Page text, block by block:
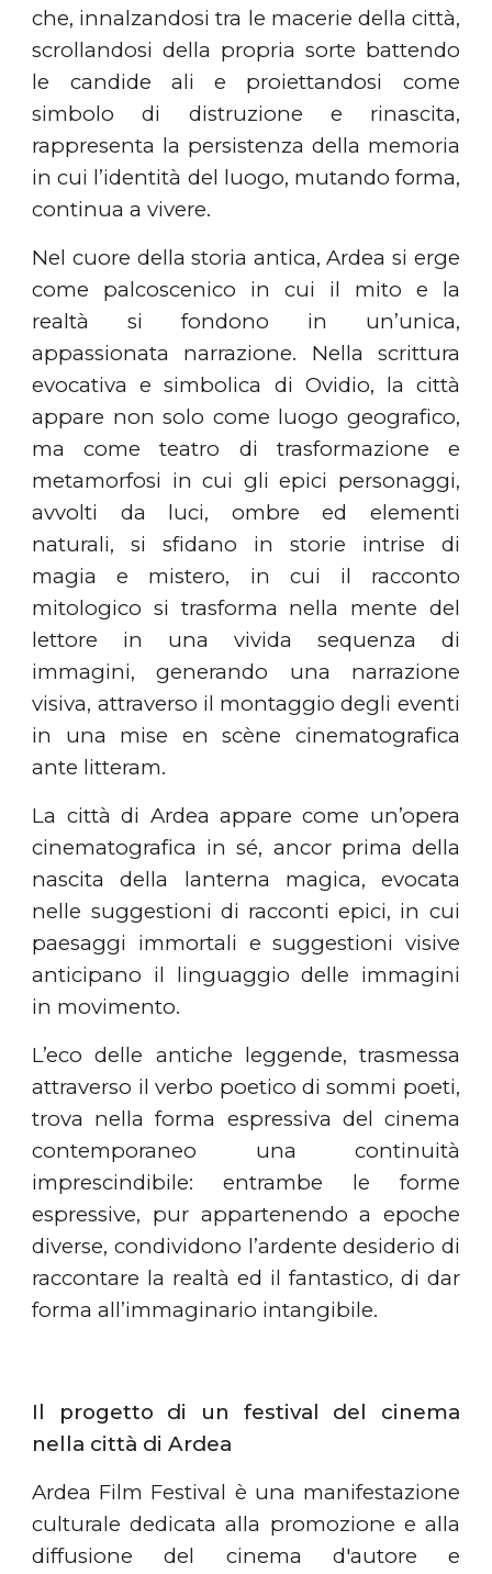
che, innalzandosi tra le macerie della città,
scrollandosi della propria sorte battendo
le candide ali e proiettandosi come
simbolo di distruzione e rinascita,
rappresenta la persistenza della memoria
in cui l’identità del luogo, mutando forma,
continua a vivere.
Nel cuore della storia antica, Ardea si erge
come palcoscenico in cui il mito e la
realtà si fondono in un’unica,
appassionata narrazione. Nella scrittura
evocativa e simbolica di Ovidio, la città
appare non solo come luogo geografico,
ma come teatro di trasformazione e
metamorfosi in cui gli epici personaggi,
avvolti da luci, ombre ed elementi
naturali, si sfidano in storie intrise di
magia e mistero, in cui il racconto
mitologico si trasforma nella mente del
lettore in una vivida sequenza di
immagini, generando una narrazione
visiva, attraverso il montaggio degli eventi
in una mise en scène cinematografica
ante litteram.
La città di Ardea appare come un’opera
cinematografica in sé, ancor prima della
nascita della lanterna magica, evocata
nelle suggestioni di racconti epici, in cui
paesaggi immortali e suggestioni visive
anticipano il linguaggio delle immagini
in movimento.
L’eco delle antiche leggende, trasmessa
attraverso il verbo poetico di sommi poeti,
trova nella forma espressiva del cinema
contemporaneo una continuità
imprescindibile: entrambe le forme
espressive, pur appartenendo a epoche
diverse, condividono l’ardente desiderio di
raccontare la realtà ed il fantastico, di dar
forma all’immaginario intangibile.
Il progetto di un festival del cinema
nella città di Ardea
Ardea Film Festival è una manifestazione
culturale dedicata alla promozione e alla
diffusione del cinema d'autore e